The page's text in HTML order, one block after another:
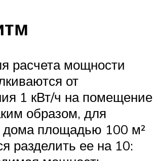
расчета мощности
от
1 кВт/ч на помещение
образом, для
дома площадью 100 м²
разделить ее на 10: